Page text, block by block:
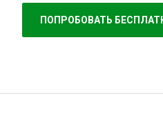
ПОПРОБОВАТЬ